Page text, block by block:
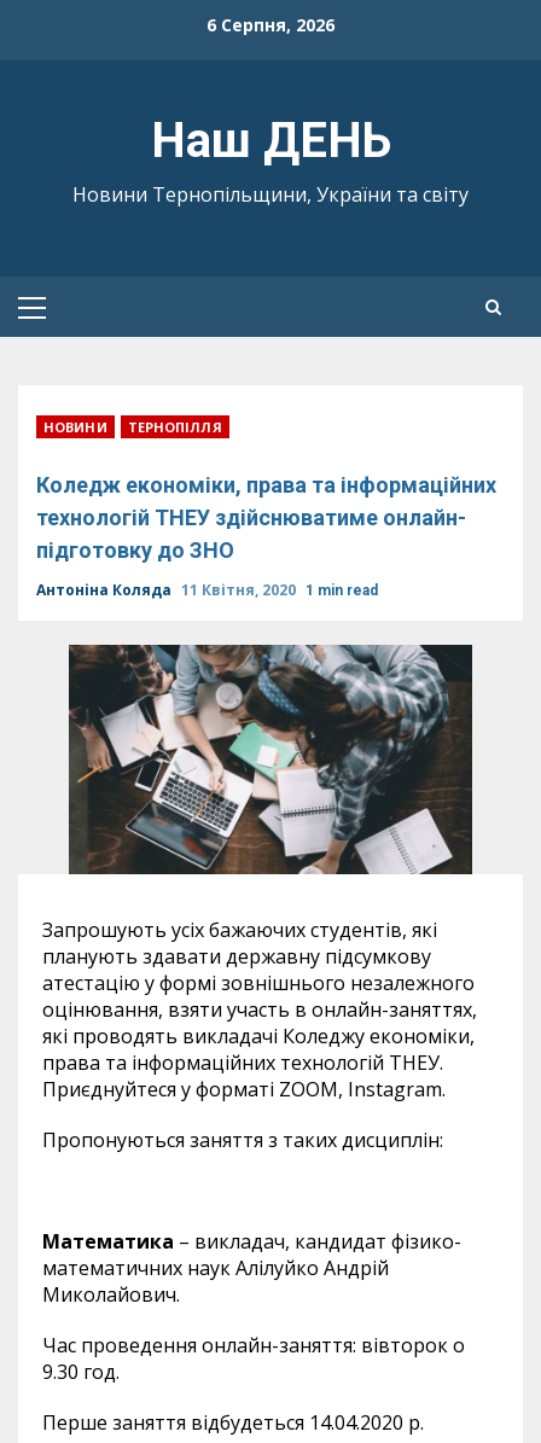
6 Серпня, 2026
Наш ДЕНЬ
Новини Тернопільщини, України та світу
Primary
НОВИНИ ТЕРНОПІЛЛЯ
Коледж економіки, права та інформаційних
технологій ТНЕУ здійснюватиме онлайн-
підготовку до ЗНО
Антоніна Коляда 11 Квітня, 2020 1 min read
Запрошують усіх бажаючих студентів, які
планують здавати державну підсумкову
атестацію у формі зовнішнього незалежного
оцінювання, взяти участь в онлайн-заняттях,
які проводять викладачі Коледжу економіки,
права та інформаційних технологій ТНЕУ.
Приєднуйтеся у форматі ZOOM, Instagram.
Пропонуються заняття з таких дисциплін:
Математика – викладач, кандидат фізико-
математичних наук Алілуйко Андрій
Миколайович.
Час проведення онлайн-заняття: вівторок о
9.30 год.
Перше заняття відбудеться 14.04.2020 р.